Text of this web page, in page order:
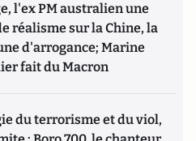
l'ex PM australien une
réalisme sur la Chine, la
d'arrogance; Marine
fait du Macron
du terrorisme et du viol,